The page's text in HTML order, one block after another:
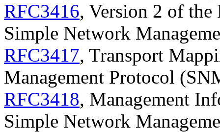
RFC3416, Version 2 of
Simple Network
RFC3417, Transport
Management Protocol
RFC3418, Management
Simple Network